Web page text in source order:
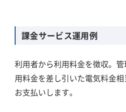
課金サービス運用例
利用者から利用料金を徴収。
用料金を差し引いた電気料金
お支払いします。